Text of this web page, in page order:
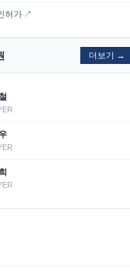
허가 ↗
더보기 →